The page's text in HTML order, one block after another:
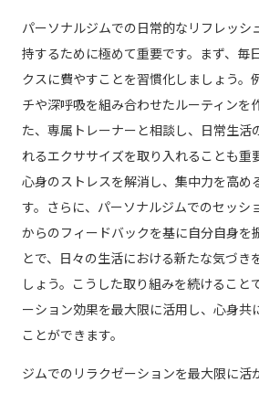
パーソナルジムでの日常的なリフレッシ
持するために極めて重要です。まず、毎
クスに費やすことを習慣化しましょう。
チや深呼吸を組み合わせたルーティンを
た、専属トレーナーと相談し、日常生活
れるエクササイズを取り入れることも重
心身のストレスを解消し、集中力を高め
す。さらに、パーソナルジムでのセッシ
からのフィードバックを基に自分自身を
とで、日々の生活における新たな気づき
しょう。こうした取り組みを続けること
ーション効果を最大限に活用し、心身共
ことができます。
ジムでのリラクゼーションを最大限に活